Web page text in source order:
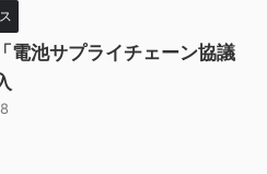
電池サプライチェーン協議